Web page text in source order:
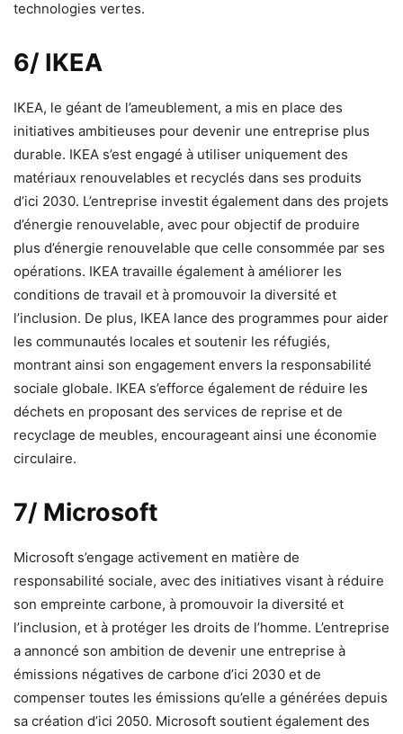
technologies vertes.
6/ IKEA
IKEA, le géant de l’ameublement, a mis en place des
initiatives ambitieuses pour devenir une entreprise plus
durable. IKEA s’est engagé à utiliser uniquement des
matériaux renouvelables et recyclés dans ses produits
d’ici 2030. L’entreprise investit également dans des projets
d’énergie renouvelable, avec pour objectif de produire
plus d’énergie renouvelable que celle consommée par ses
opérations. IKEA travaille également à améliorer les
conditions de travail et à promouvoir la diversité et
l’inclusion. De plus, IKEA lance des programmes pour aider
les communautés locales et soutenir les réfugiés,
montrant ainsi son engagement envers la responsabilité
sociale globale. IKEA s’efforce également de réduire les
déchets en proposant des services de reprise et de
recyclage de meubles, encourageant ainsi une économie
circulaire.
7/ Microsoft
Microsoft s’engage activement en matière de
responsabilité sociale, avec des initiatives visant à réduire
son empreinte carbone, à promouvoir la diversité et
l’inclusion, et à protéger les droits de l’homme. L’entreprise
a annoncé son ambition de devenir une entreprise à
émissions négatives de carbone d’ici 2030 et de
compenser toutes les émissions qu’elle a générées depuis
sa création d’ici 2050. Microsoft soutient également des